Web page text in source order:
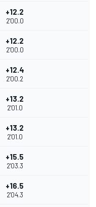
+12.2
2'00.0
+12.2
2'00.0
+12.4
2'00.2
+13.2
2'01.0
+13.2
2'01.0
+15.5
2'03.3
+16.5
2'04.3